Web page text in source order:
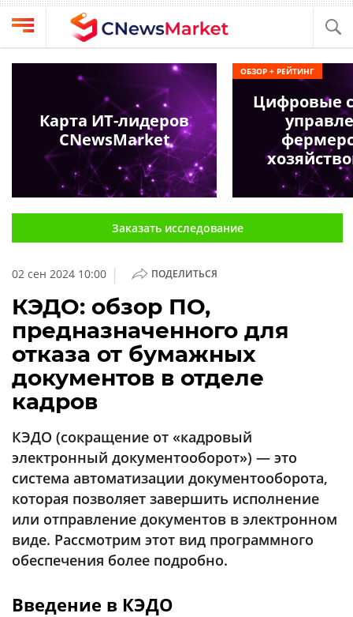
Выбрать
провайдера
Компании
обзоры
О
проекте
CNews
Аналитика
Конференции
ТВ
Об
издании
Реклама
Вакансии
Max
Telegram
Дзен
Rutube
CNews
Конференции
Техника
Заказать исследование
02 сен 2024 10:00 | ПОДЕЛИТЬСЯ
КЭДО: обзор ПО,
предназначенного для
отказа от бумажных
документов в отделе
кадров
КЭДО (сокращение от «кадровый
электронный документооборот») — это
система автоматизации документооборота,
которая позволяет завершить исполнение
или отправление документов в электронном
виде. Рассмотрим этот вид программного
обеспечения более подробно.
Введение в КЭДО
Карта ИТ-лидеров
CNewsMarket
Цифровые
ОБЗОР + РЕЙТИНГ